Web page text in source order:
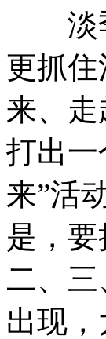
淡季
更抓
来、
打出一
来”活
是，
二、
出现